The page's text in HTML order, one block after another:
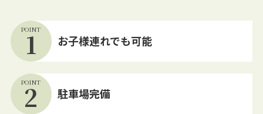
POINT
1 お子様連れでも可能
POINT
2 駐車場完備